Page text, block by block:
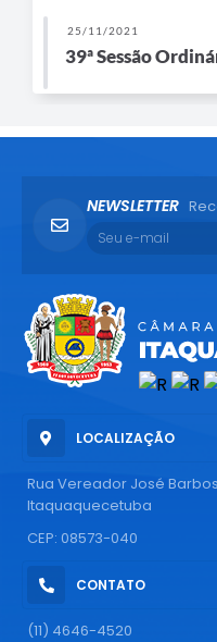
25/11/2021
39ª Sessão
LOCALIZAÇÃO
Rua Vereador José
Itaquaquecetuba
CEP: 08573-040
CONTATO
(11) 4646-4520
NEWSLETTER